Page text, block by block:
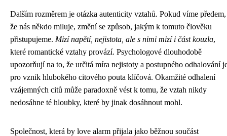
Dalším rozměrem je otázka autenticity vztahů. Pokud víme předem,
že nás někdo miluje, změní se způsob, jakým k tomuto člověku
přistupujeme. Mizí napětí, nejistota, ale s nimi mizí i část kouzla,
které romantické vztahy provází. Psychologové dlouhodobě
upozorňují na to, že určitá míra nejistoty a postupného odhalování
pro vznik hlubokého citového pouta klíčová. Okamžité odhalení
vzájemných citů může paradoxně vést k tomu, že vztah nikdy
nedosáhne té hloubky, které by jinak dosáhnout mohl.
Společnost, která by love alarm přijala jako běžnou součást